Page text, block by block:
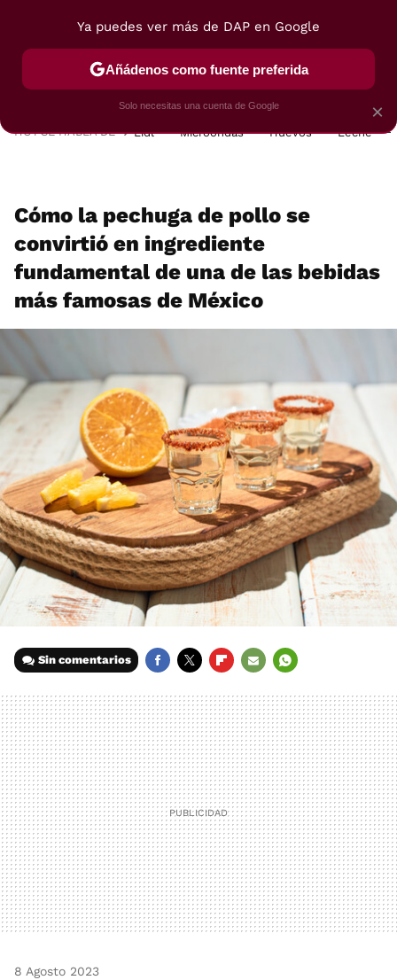
POSTRES VIAJES SELECCIÓN VEGUI
HOY SE HABLA DE Lidl Microondas Huevos Leche
Cómo la pechuga de pollo se
convirtió en ingrediente
fundamental de una de las bebidas
más famosas de México
Sin comentarios
MAIL
8 Agosto 2023
×
Ya puedes ver más de DAP en Google
Añádenos como fuente preferida
Solo necesitas una cuenta de Google